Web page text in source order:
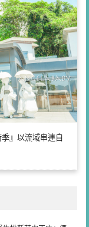
』以流域串連自